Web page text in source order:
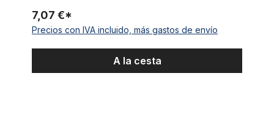
7,07 €*
Precios con IVA incluido, más gastos de envío
A la cesta